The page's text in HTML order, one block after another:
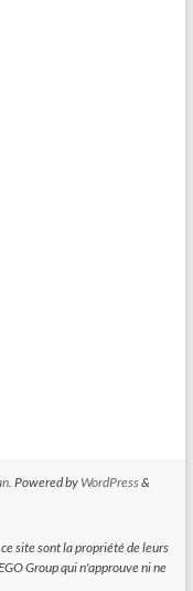
. Powered by WordPress&
site sont la propriété de leurs
Group qui n'approuve ni ne